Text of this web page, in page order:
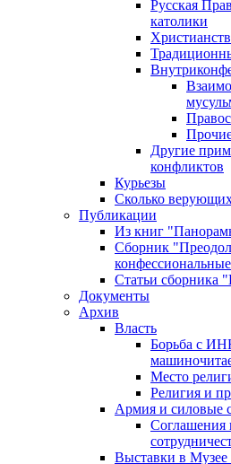
Русская
католики
Другие
конфликтов
Курьезы
Сколько
Публикации
Из книг
Сборник
Статьи сборника
Документы
Архив
Власть
Борьба с
Место
Религия и
Армия и силовые
Соглашения
Выставки в